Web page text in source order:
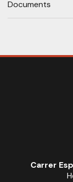
Documents
Carrer